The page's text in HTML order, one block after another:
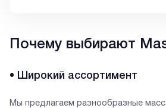
Почему выбирают
• Широкий ассортимент
Мы предлагаем разнообразные